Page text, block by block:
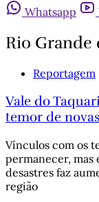
Whatsapp
Rio Grande
Reportagem
Vale do
temor de
Vínculos com os
permanecer, mas
desastres faz
região